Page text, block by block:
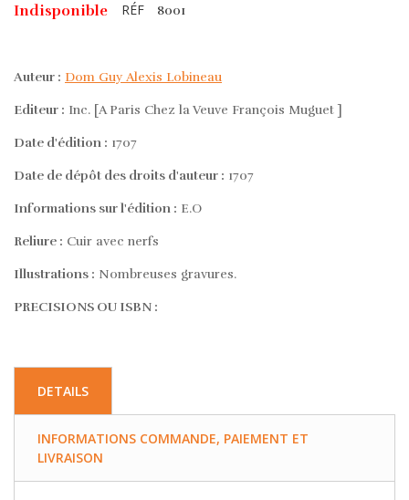
Indisponible RÉF 8001
Auteur : Dom Guy Alexis Lobineau
Editeur : Inc. [A Paris Chez la Veuve François Muguet ]
Date d'édition : 1707
Date de dépôt des droits d'auteur : 1707
Informations sur l'édition : E.O
Reliure : Cuir avec nerfs
Illustrations : Nombreuses gravures.
PRECISIONS OU ISBN :
DETAILS
INFORMATIONS COMMANDE, PAIEMENT ET
LIVRAISON